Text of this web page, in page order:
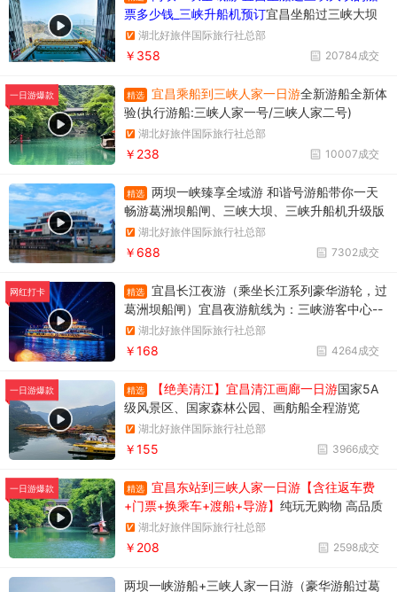
票多少钱_三峡升船机预订宜昌坐船过三峡大坝
升船机一日游358元/人，一天时间坐船过两个
坝，葛洲坝和三峡大坝。
湖北好旅伴国际旅行社总部
20784成交
￥358
一日游爆款 精选 宜昌乘船到三峡人家一日游全新游船全新体
验(执行游船:三峡人家一号/三峡人家二号)
湖北好旅伴国际旅行社总部
10007成交
￥238
精选
两坝一峡臻享全域游 和谐号游船带你一天
畅游葛洲坝船闸、三峡大坝、三峡升船机升级版
两坝一峡，升级版两坝一峡全域游，两坝一峡PL
US版本
湖北好旅伴国际旅行社总部
7302成交
￥688
网红打卡 精选
宜昌长江夜游（乘坐长江系列豪华游轮，过
葛洲坝船闸）宜昌夜游航线为：三峡游客中心--
天然塔--过葛洲坝船闸--黄柏河下船，穿过葛洲
坝船闸，体验水涨船高的神奇变化。
湖北好旅伴国际旅行社总部
4264成交
￥168
一日游爆款 精选 【绝美清江】宜昌清江画廊一日游国家5A
级风景区、国家森林公园、画舫船全程游览
湖北好旅伴国际旅行社总部
3966成交
￥155
一日游爆款 精选
宜昌东站到三峡人家一日游【含往返车费
+门票+换乘车+渡船+导游】 纯玩无购物 高品质
享受当地跟团一日游
湖北好旅伴国际旅行社总部
2598成交
￥208
两坝一峡游船+三峡人家一日游（豪华游船过葛